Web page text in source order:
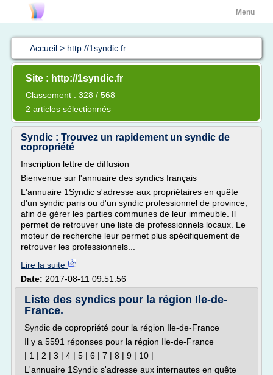
Menu
Accueil > http://1syndic.fr
Site : http://1syndic.fr
Classement : 328 / 568
2 articles sélectionnés
Syndic : Trouvez un rapidement un syndic de
copropriété
Inscription lettre de diffusion
Bienvenue sur l'annuaire des syndics français
L'annuaire 1Syndic s'adresse aux propriétaires en quête
d'un syndic paris ou d'un syndic professionnel de province,
afin de gérer les parties communes de leur immeuble. Il
permet de retrouver une liste de professionnels locaux. Le
moteur de recherche leur permet plus spécifiquement de
retrouver les professionnels...
Lire la suite
Date: 2017-08-11 09:51:56
Liste des syndics pour la région Ile-de-
France.
Syndic de copropriété pour la région Ile-de-France
Il y a 5591 réponses pour la région Ile-de-France
| 1 | 2 | 3 | 4 | 5 | 6 | 7 | 8 | 9 | 10 |
L'annuaire 1Syndic s'adresse aux internautes en quête